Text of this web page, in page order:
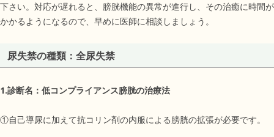
下さい。対応が遅れると、膀胱機能の異常が進行し、その治癒に時間が
かかるようになるので、早めに医師に相談しましょう。
尿失禁の種類：全尿失禁
1.診断名：低コンプライアンス膀胱の治療法
①自己導尿に加えて抗コリン剤の内服による膀胱の拡張が必要です。